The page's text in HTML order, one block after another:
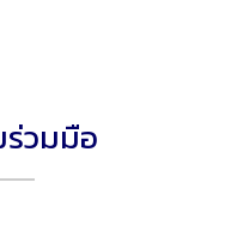
ร่วมมือ